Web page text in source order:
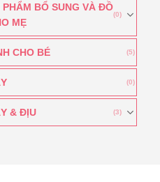
BỔ SUNG VÀ ĐỒ
MẸ
(0)
CHO BÉ (5)
(0)
& ĐỊU (3)